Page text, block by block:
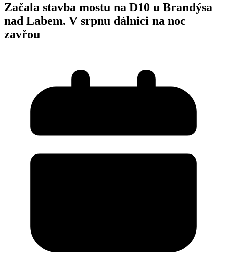
Začala stavba mostu na D10 u Brandýsa
nad Labem. V srpnu dálnici na noc
zavřou